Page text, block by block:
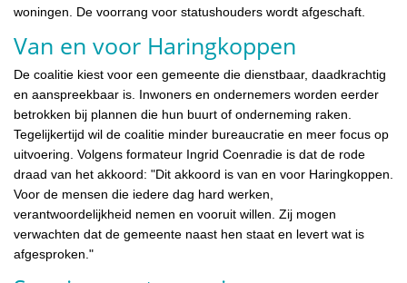
woningen. De voorrang voor statushouders wordt afgeschaft.
Van en voor Haringkoppen
De coalitie kiest voor een gemeente die dienstbaar, daadkrachtig
en aanspreekbaar is. Inwoners en ondernemers worden eerder
betrokken bij plannen die hun buurt of onderneming raken.
Tegelijkertijd wil de coalitie minder bureaucratie en meer focus op
uitvoering. Volgens formateur Ingrid Coenradie is dat de rode
draad van het akkoord: "Dit akkoord is van en voor Haringkoppen.
Voor de mensen die iedere dag hard werken,
verantwoordelijkheid nemen en vooruit willen. Zij mogen
verwachten dat de gemeente naast hen staat en levert wat is
afgesproken."